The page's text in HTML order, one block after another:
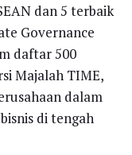
dan 5 terbaik
Governance
daftar 500
Majalah TIME,
dalam
di tengah